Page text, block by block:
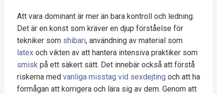
Att vara dominant är mer än bara kontroll och ledning.
Det är en konst som kräver en djup förståelse för
tekniker somshibari, användning av material som
latexoch vikten av att hantera intensiva praktiker som
smiskpå ett säkert sätt. Det innebär också att förstå
riskerna med vanliga misstag vid sexdejting och att ha
förmågan att korrigera och lära sig av dem. Genom att